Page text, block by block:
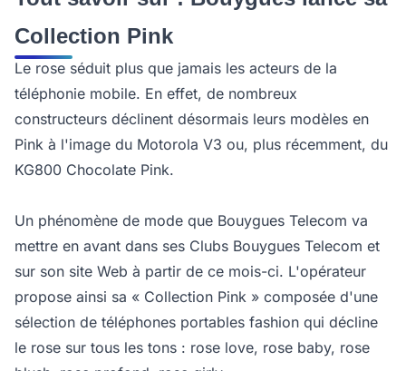
Collection Pink
Le rose séduit plus que jamais les acteurs de la
téléphonie mobile. En effet, de nombreux
constructeurs déclinent désormais leurs modèles en
Pink à l'image du Motorola V3 ou, plus récemment, du
KG800 Chocolate Pink.
Un phénomène de mode que Bouygues Telecom va
mettre en avant dans ses Clubs Bouygues Telecom et
sur son site Web à partir de ce mois-ci. L'opérateur
propose ainsi sa « Collection Pink » composée d'une
sélection de téléphones portables fashion qui décline
le rose sur tous les tons : rose love, rose baby, rose